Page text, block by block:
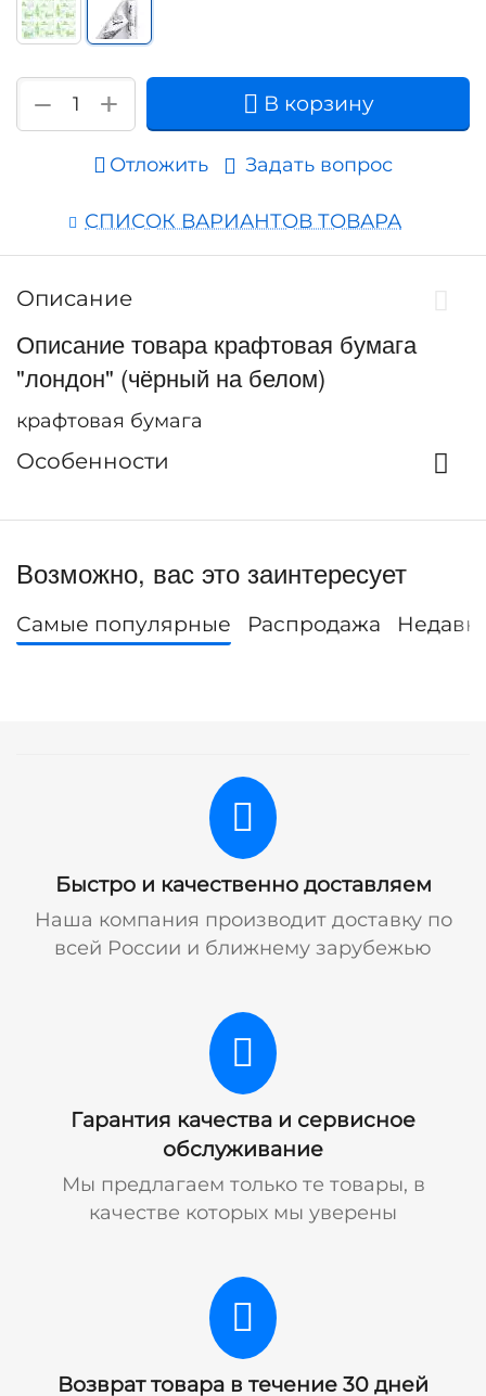
+
− В корзину
Отложить Задать вопрос
СПИСОК ВАРИАНТОВ ТОВАРА
Описание
Описание товара крафтовая бумага
"лондон" (чёрный на белом)
крафтовая бумага
Особенности
Возможно, вас это заинтересует
Самые популярные Распродажа
Быстро и качественно доставляем
Наша компания производит доставку по
всей России и ближнему зарубежью
Гарантия качества и сервисное
обслуживание
Мы предлагаем только те товары, в
качестве которых мы уверены
Возврат товара в течение 30 дней